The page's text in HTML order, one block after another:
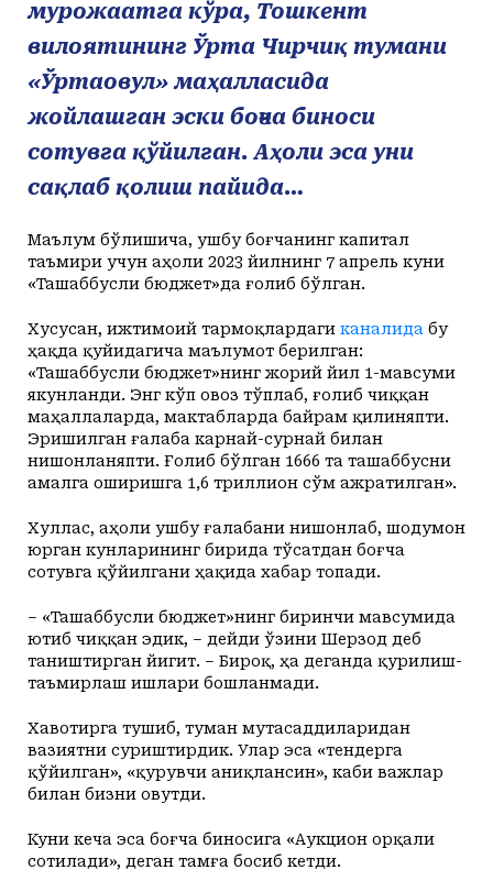
мурожаатга кўра, Тошкент
вилоятининг Ўрта Чирчиқ тумани
«Ўртаовул» маҳалласида
жойлашган эски боғча биноси
сотувга қўйилган. Аҳоли эса уни
сақлаб қолиш пайида…
Маълум бўлишича, ушбу боғчанинг капитал
таъмири учун аҳоли 2023 йилнинг 7 апрель куни
«Ташаббусли бюджет»да ғолиб бўлган.
Хусусан, ижтимоий тармоқлардаги каналида бу
ҳақда қуйидагича маълумот берилган:
«Ташаббусли бюджет»нинг жорий йил 1-мавсуми
якунланди. Энг кўп овоз тўплаб, ғолиб чиққан
маҳаллаларда, мактабларда байрам қилиняпти.
Эришилган ғалаба карнай-сурнай билан
нишонланяпти. Ғолиб бўлган 1666 та ташаббусни
амалга оширишга 1,6 триллион сўм ажратилган».
Хуллас, аҳоли ушбу ғалабани нишонлаб, шодумон
юрган кунларининг бирида тўсатдан боғча
сотувга қўйилгани ҳақида хабар топади.
– «Ташаббусли бюджет»нинг биринчи мавсумида
ютиб чиққан эдик, – дейди ўзини Шерзод деб
таништирган йигит. – Бироқ, ҳа деганда қурилиш-
таъмирлаш ишлари бошланмади.
Хавотирга тушиб, туман мутасаддиларидан
вазиятни суриштирдик. Улар эса «тендерга
қўйилган», «қурувчи аниқлансин», каби важлар
билан бизни овутди.
Куни кеча эса боғча биносига «Аукцион орқали
сотилади», деган тамға босиб кетди.